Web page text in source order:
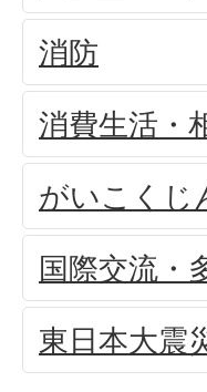
消防
消費生活・
がいこくじ
国際交流・
東日本大震